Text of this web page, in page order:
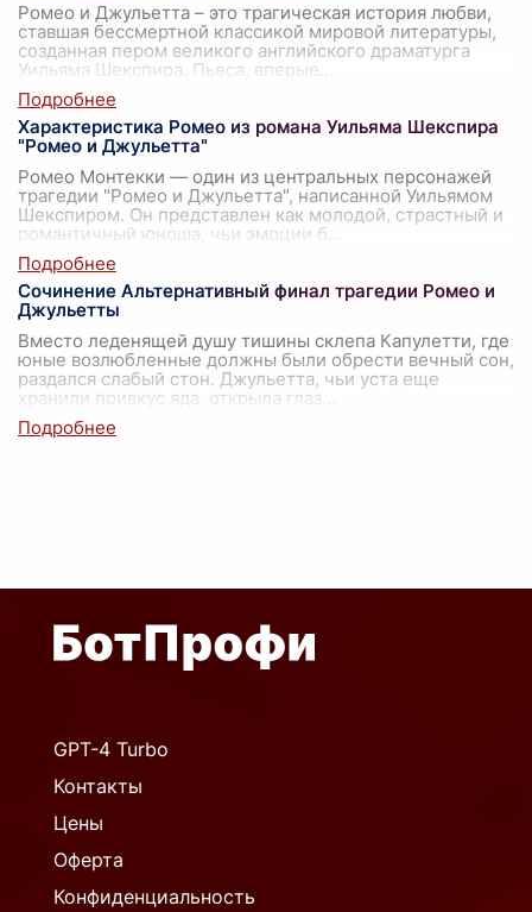
Ромео и Джульетта – это трагическая история любви,
ставшая бессмертной классикой мировой литературы,
созданная пером великого английского драматурга
Уильяма Шекспира. Пьеса, вперые
Характеристика Ромео из романа Уильяма Шекспира
"Ромео и Джульетта"
Ромео Монтекки — один из центральных персонажей
трагедии "Ромео и Джульетта", написанной Уильямом
Шекспиром. Он представлен как молодой, страстный и
романтичный юноша, чьи эмоции б
Сочинение Альтернативный финал трагедии Ромео и
Джульетты
Вместо леденящей душу тишины склепа Капулетти, где
юные возлюбленные должны были обрести вечный сон,
раздался слабый стон. Джульетта, чьи уста еще
хранили привкус яда, открыла глаз
GPT-4 Turbo
Контакты
Цены
Оферта
Конфиденциальность